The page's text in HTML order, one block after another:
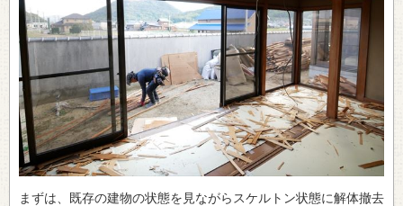
まずは、既存の建物の状態を見ながらスケルトン状態に解体撤去